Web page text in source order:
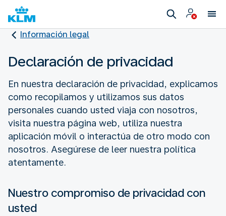
Información legal
Declaración de privacidad
En nuestra declaración de privacidad, explicamos
como recopilamos y utilizamos sus datos
personales cuando usted viaja con nosotros,
visita nuestra página web, utiliza nuestra
aplicación móvil o interactúa de otro modo con
nosotros. Asegúrese de leer nuestra política
atentamente.
Nuestro compromiso de privacidad con
usted